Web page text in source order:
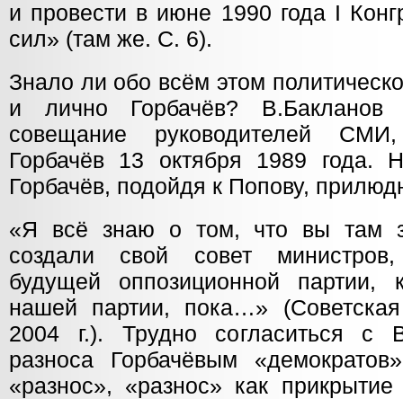
и провести в июне 1990 года I
сил» (там же. С. 6).
Знало ли обо всём этом
и лично Горбачёв? В.Бакланов
совещание руководителей
Горбачёв 13 октября 1989 года.
Горбачёв, подойдя к Попову,
«Я всё знаю о том, что вы там
создали свой совет
будущей оппозиционной
нашей партии, пока…»
2004 г.). Трудно согласиться с
разноса Горбачёвым
«разнос», «разнос» как прикрытие